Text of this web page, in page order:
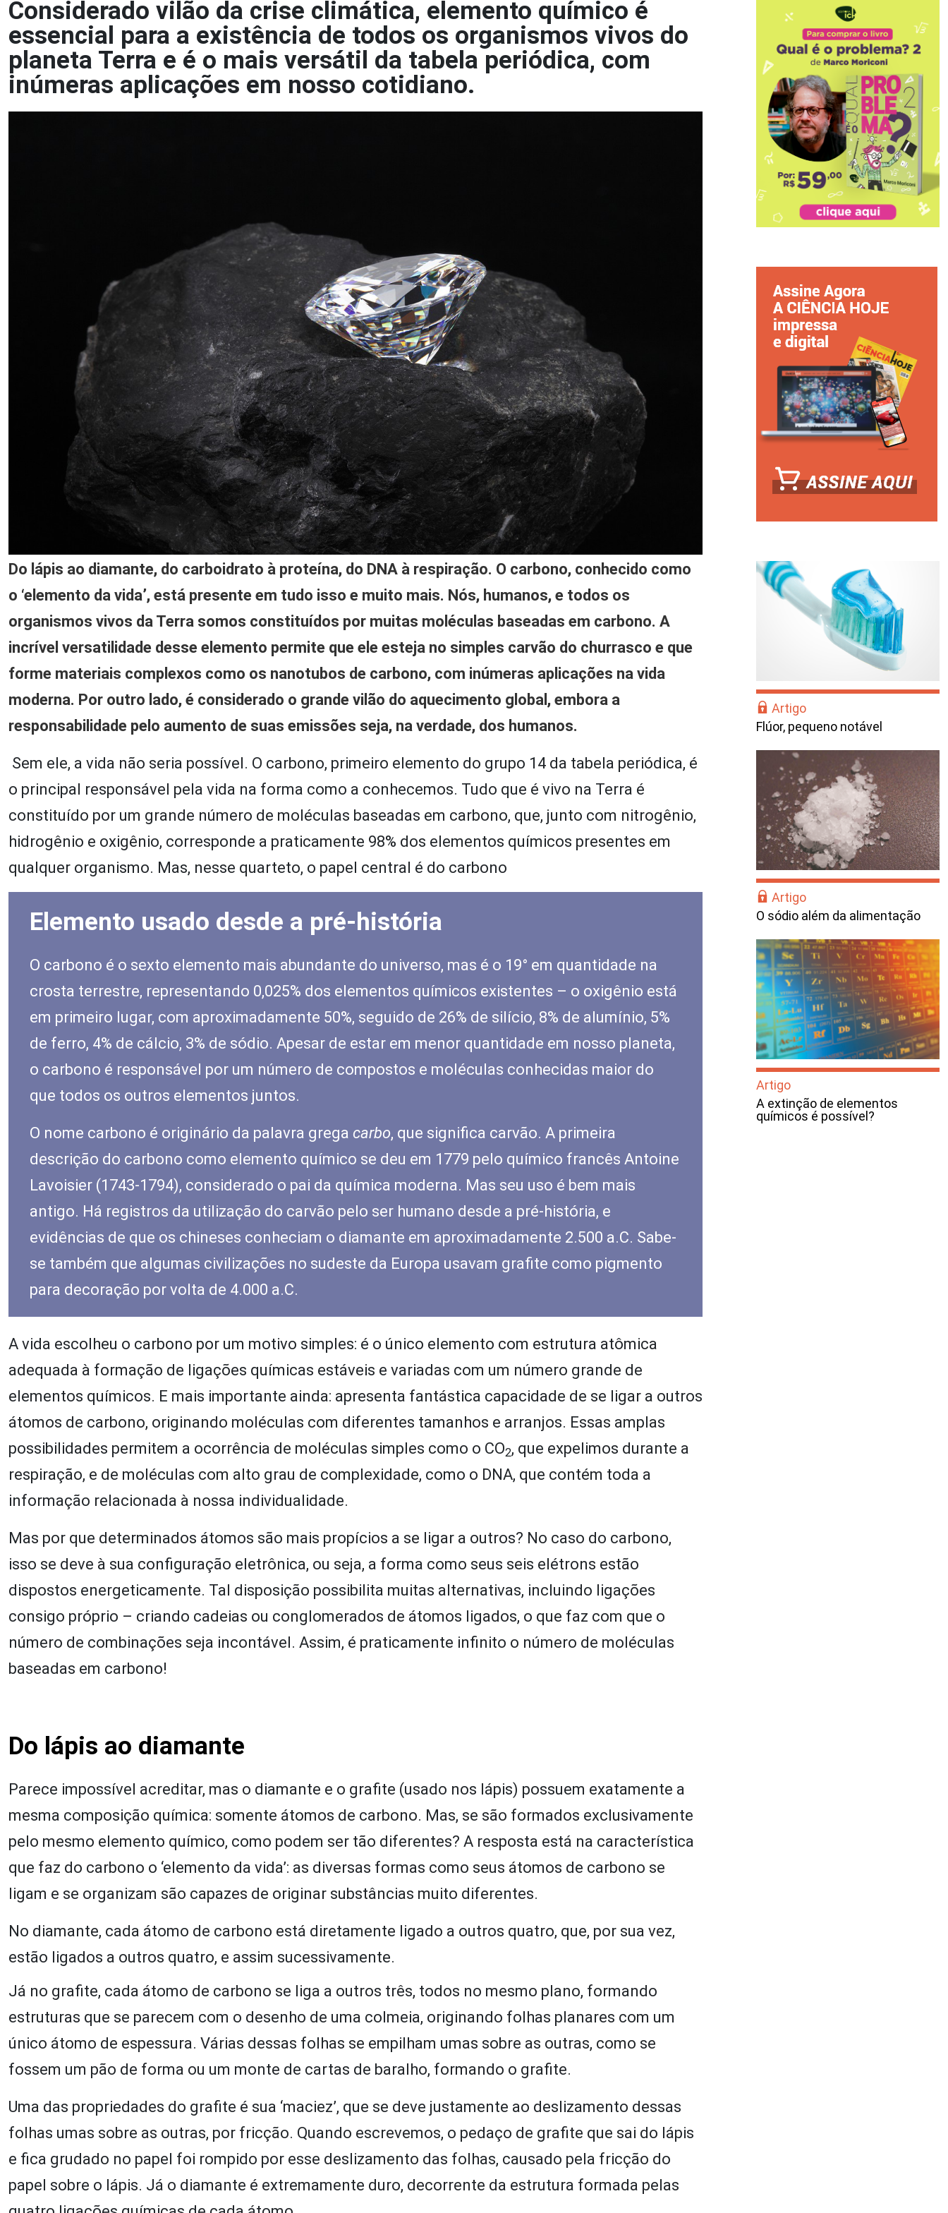
Considerado vilão da crise climática, elemento químico é
essencial para a existência de todos os organismos vivos do
planeta Terra e é o mais versátil da tabela periódica, com
inúmeras aplicações em nosso cotidiano.
Do lápis ao diamante, do carboidrato à proteína, do DNA à respiração. O carbono, conhecido como
o ‘elemento da vida’, está presente em tudo isso e muito mais. Nós, humanos, e todos os
organismos vivos da Terra somos constituídos por muitas moléculas baseadas em carbono. A
incrível versatilidade desse elemento permite que ele esteja no simples carvão do churrasco e que
forme materiais complexos como os nanotubos de carbono, com inúmeras aplicações na vida
moderna. Por outro lado, é considerado o grande vilão do aquecimento global, embora a
responsabilidade pelo aumento de suas emissões seja, na verdade, dos humanos.
Sem ele, a vida não seria possível. O carbono, primeiro elemento do grupo 14 da tabela periódica, é
o principal responsável pela vida na forma como a conhecemos. Tudo que é vivo na Terra é
constituído por um grande número de moléculas baseadas em carbono, que, junto com nitrogênio,
hidrogênio e oxigênio, corresponde a praticamente 98% dos elementos químicos presentes em
qualquer organismo. Mas, nesse quarteto, o papel central é do carbono
Elemento usado desde a pré-história
O carbono é o sexto elemento mais abundante do universo, mas é o 19° em quantidade na
crosta terrestre, representando 0,025% dos elementos químicos existentes – o oxigênio está
em primeiro lugar, com aproximadamente 50%, seguido de 26% de silício, 8% de alumínio, 5%
de ferro, 4% de cálcio, 3% de sódio. Apesar de estar em menor quantidade em nosso planeta,
o carbono é responsável por um número de compostos e moléculas conhecidas maior do
que todos os outros elementos juntos.
O nome carbono é originário da palavra grega carbo, que significa carvão. A primeira
descrição do carbono como elemento químico se deu em 1779 pelo químico francês Antoine
Lavoisier (1743-1794), considerado o pai da química moderna. Mas seu uso é bem mais
antigo. Há registros da utilização do carvão pelo ser humano desde a pré-história, e
evidências de que os chineses conheciam o diamante em aproximadamente 2.500 a.C. Sabe-
se também que algumas civilizações no sudeste da Europa usavam grafite como pigmento
para decoração por volta de 4.000 a.C.
A vida escolheu o carbono por um motivo simples: é o único elemento com estrutura atômica
adequada à formação de ligações químicas estáveis e variadas com um número grande de
elementos químicos. E mais importante ainda: apresenta fantástica capacidade de se ligar a outros
átomos de carbono, originando moléculas com diferentes tamanhos e arranjos. Essas amplas
possibilidades permitem a ocorrência de moléculas simples como o CO2, que expelimos durante a
respiração, e de moléculas com alto grau de complexidade, como o DNA, que contém toda a
informação relacionada à nossa individualidade.
Mas por que determinados átomos são mais propícios a se ligar a outros? No caso do carbono,
isso se deve à sua configuração eletrônica, ou seja, a forma como seus seis elétrons estão
dispostos energeticamente. Tal disposição possibilita muitas alternativas, incluindo ligações
consigo próprio – criando cadeias ou conglomerados de átomos ligados, o que faz com que o
número de combinações seja incontável. Assim, é praticamente infinito o número de moléculas
baseadas em carbono!
Do lápis ao diamante
Parece impossível acreditar, mas o diamante e o grafite (usado nos lápis) possuem exatamente a
mesma composição química: somente átomos de carbono. Mas, se são formados exclusivamente
pelo mesmo elemento químico, como podem ser tão diferentes? A resposta está na característica
que faz do carbono o ‘elemento da vida’: as diversas formas como seus átomos de carbono se
ligam e se organizam são capazes de originar substâncias muito diferentes.
No diamante, cada átomo de carbono está diretamente ligado a outros quatro, que, por sua vez,
estão ligados a outros quatro, e assim sucessivamente.
Já no grafite, cada átomo de carbono se liga a outros três, todos no mesmo plano, formando
estruturas que se parecem com o desenho de uma colmeia, originando folhas planares com um
único átomo de espessura. Várias dessas folhas se empilham umas sobre as outras, como se
fossem um pão de forma ou um monte de cartas de baralho, formando o grafite.
Uma das propriedades do grafite é sua ‘maciez’, que se deve justamente ao deslizamento dessas
folhas umas sobre as outras, por fricção. Quando escrevemos, o pedaço de grafite que sai do lápis
e fica grudado no papel foi rompido por esse deslizamento das folhas, causado pela fricção do
papel sobre o lápis. Já o diamante é extremamente duro, decorrente da estrutura formada pelas
Artigo
Flúor, pequeno notável
Artigo
O sódio além da alimentação
Artigo
A extinção de elementos
químicos é possível?